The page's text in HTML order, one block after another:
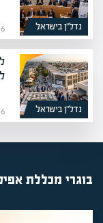
נדל”ן בישראל 13/
נדל”ן בישראל 07/
בוגרי מכללת